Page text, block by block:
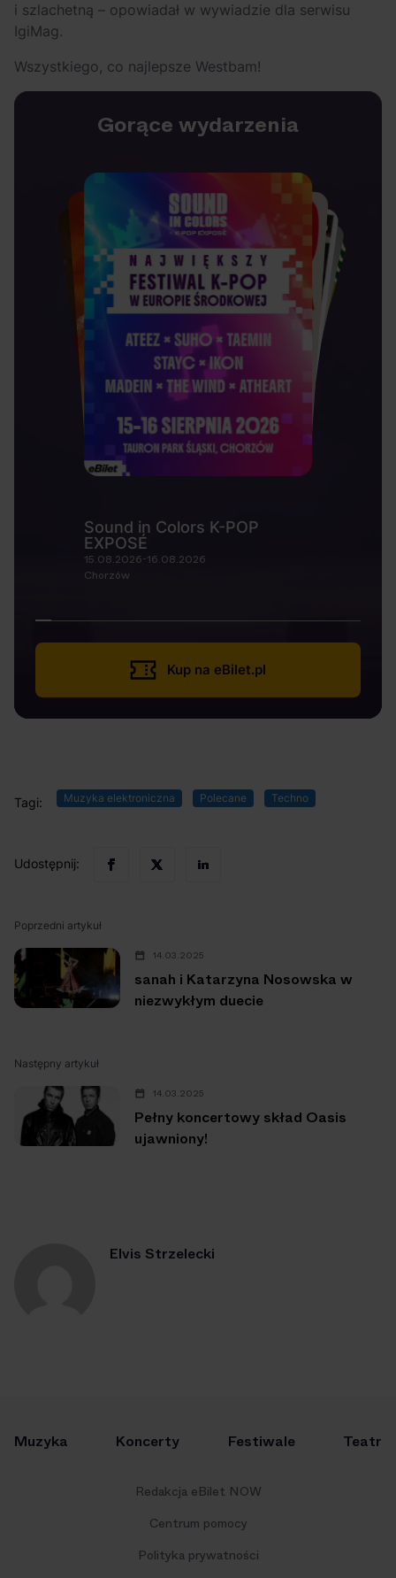
i szlachetną – opowiadał w wywiadzie dla serwisu
IgiMag.
Wszystkiego, co najlepsze Westbam!
Gorące wydarzenia
Sound in Colors K-POP
EXPOSÉ
15.08.2026-16.08.2026
Chorzów
Kup na eBilet.pl
Tagi: Muzyka elektroniczna Polecane Techno
Udostępnij:
Poprzedni artykuł
14.03.2025
sanah i Katarzyna Nosowska w
niezwykłym duecie
Następny artykuł
14.03.2025
Pełny koncertowy skład Oasis
ujawniony!
Elvis Strzelecki
Muzyka Koncerty Festiwale Teatr
Redakcja eBilet NOW
Centrum pomocy
Polityka prywatności